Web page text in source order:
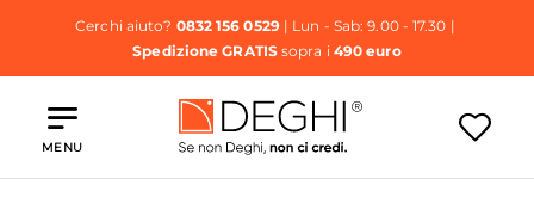
Cerchi aiuto? 0832 156 0529| Lun - Sab: 9.00 - 17.30 |
Spedizione GRATISsopra i 490 euro
MENU